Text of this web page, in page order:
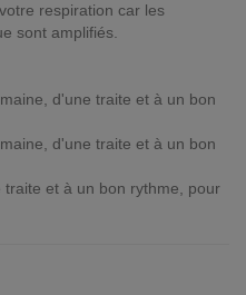
respiration car les
sont amplifiés.
d'une traite et à un bon
d'une traite et à un bon
et à un bon rythme, pour